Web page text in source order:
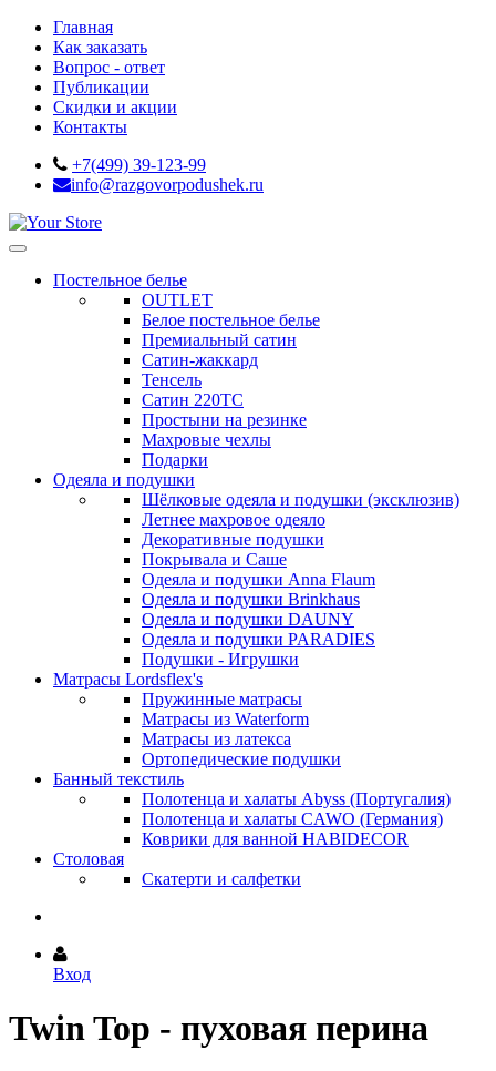
Главная
Как заказать
Вопрос - ответ
Публикации
Скидки и акции
Контакты
+7(499) 39-123-99
info@razgovorpodushek.ru
Постельное белье
OUTLET
Белое постельное белье
Премиальный сатин
Сатин-жаккард
Тенсель
Сатин 220ТС
Простыни на резинке
Махровые чехлы
Подарки
Одеяла и подушки
Шёлковые одеяла и подушки (эксклюзив)
Летнее махровое одеяло
Декоративные подушки
Покрывала и Саше
Одеяла и подушки Anna Flaum
Одеяла и подушки Brinkhaus
Одеяла и подушки DAUNY
Одеяла и подушки PARADIES
Подушки - Игрушки
Матрасы Lordsflex's
Пружинные матрасы
Матрасы из Waterform
Матрасы из латекса
Ортопедические подушки
Банный текстиль
Полотенца и халаты Abyss (Португалия)
Полотенца и халаты CAWO (Германия)
Коврики для ванной HABIDECOR
Столовая
Скатерти и салфетки
Вход
Twin Top - пуховая перина